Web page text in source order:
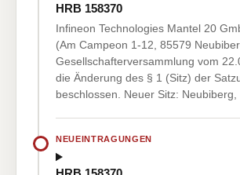
HRB 158370
Infineon Technologies Mantel 20
(Am Campeon 1-12, 85579
Gesellschafterversammlung vom
die Änderung des § 1 (Sitz) der
beschlossen. Neuer Sitz: Neubiberg,
NEUEINTRAGUNGEN